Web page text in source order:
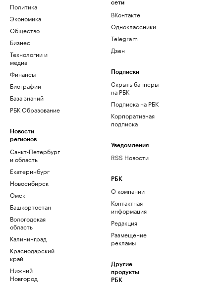
Политика
Экономика
Общество
Бизнес
Технологии и
медиа
Финансы
Биографии
База знаний
РБК Образование
Новости
регионов
Санкт-Петербург
и область
Екатеринбург
Новосибирск
Омск
Башкортостан
Вологодская
область
Калининград
Краснодарский
край
Нижний
Новгород
сети
ВКонтакте
Одноклассники
Telegram
Дзен
Подписки
Скрыть баннеры
на РБК
Подписка на РБК
Корпоративная
подписка
Уведомления
RSS Новости
РБК
О компании
Контактная
информация
Редакция
Размещение
рекламы
Другие
продукты
РБК